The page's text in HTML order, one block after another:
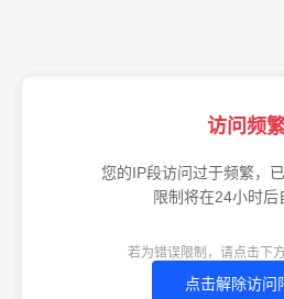
访问频
您的IP段访问过于频繁，
限制将在24小时后
若为错误限制，请点击下
点击解除访问